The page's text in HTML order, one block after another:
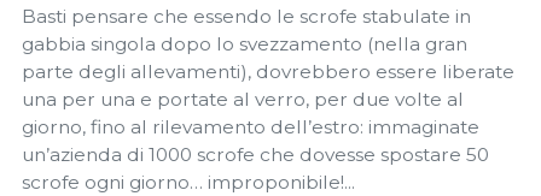
Basti pensare che essendo le scrofe stabulate in
gabbia singola dopo lo svezzamento (nella gran
parte degli allevamenti), dovrebbero essere liberate
una per una e portate al verro, per due volte al
giorno, fino al rilevamento dell’estro: immaginate
un’azienda di 1000 scrofe che dovesse spostare 50
scrofe ogni giorno… improponibile!...